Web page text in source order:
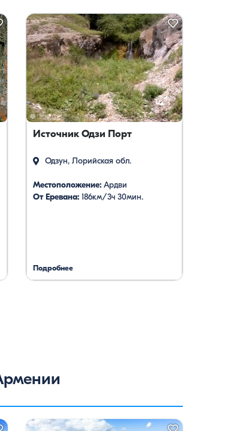
Источник Одзи Порт
Одзун, Лорийская обл.
Местоположение:Ардви
От Еревана:186км/3ч 30мин.
Подробнее